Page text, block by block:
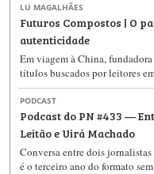
LU MAGALHÃES
Futuros Compostos | O
autenticidade
Em viagem à China,
títulos buscados por leitores
PODCAST
Podcast do PN #433 —
Leitão e Uirá Machado
Conversa entre dois
é o terceiro ano do formato